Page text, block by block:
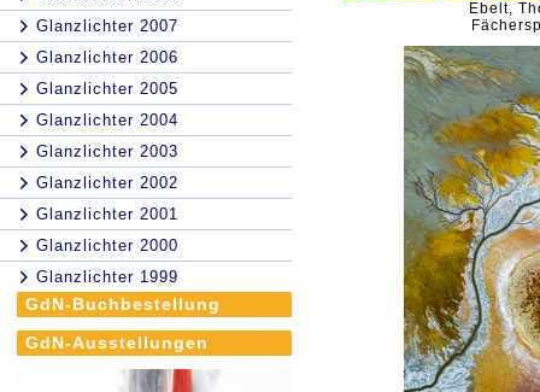
Glanzlichter 2007
Glanzlichter 2006
Glanzlichter 2005
Glanzlichter 2004
Glanzlichter 2003
Glanzlichter 2002
Glanzlichter 2001
Glanzlichter 2000
Glanzlichter 1999
GdN-Buchbestellung
GdN-Ausstellungen
Ebelt,